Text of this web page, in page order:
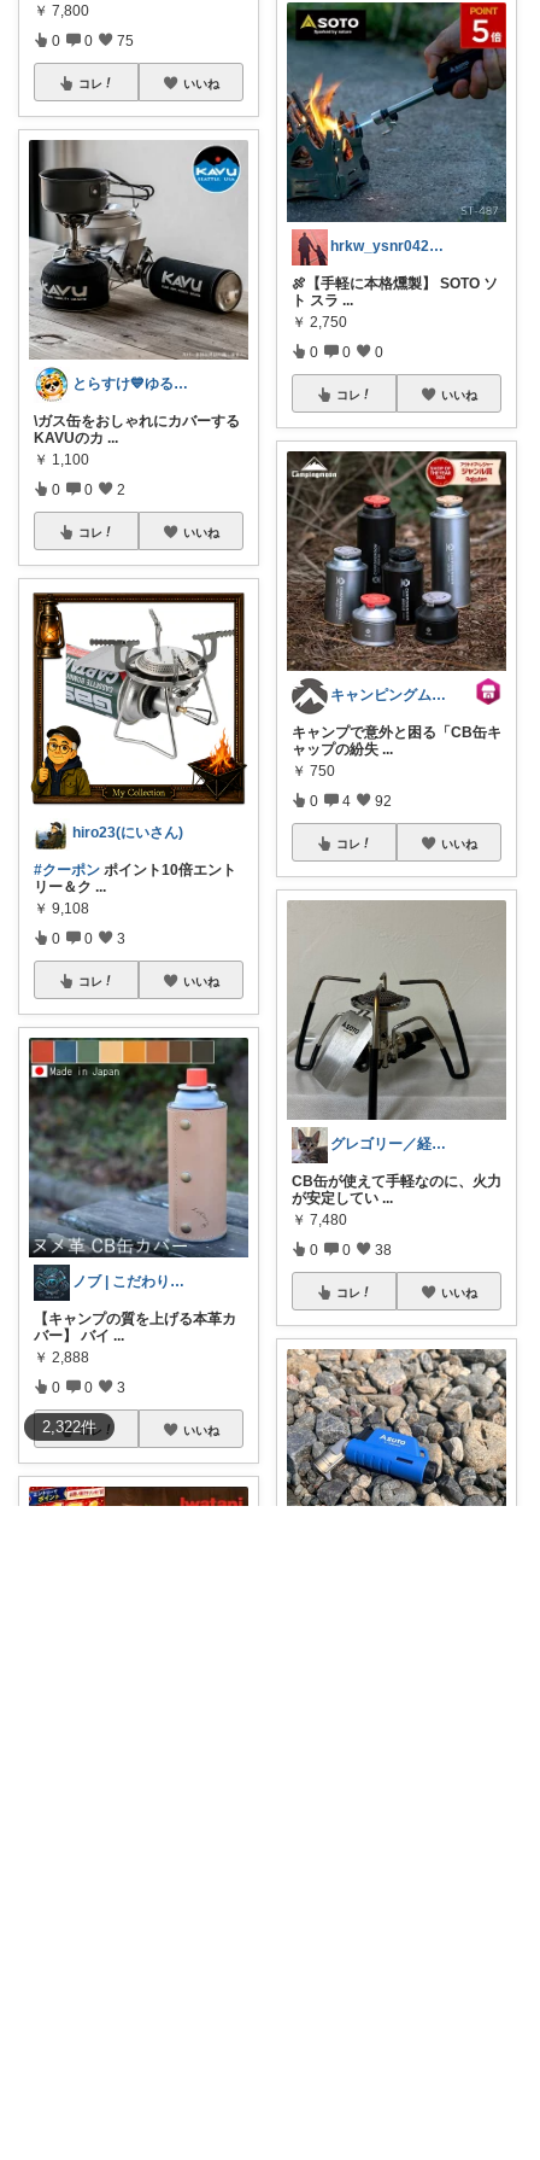
2,322件
￥ 7,800
0 0 75
コレ いいね
とらすけ💙ゆるミニマリストの愛用品
\ガス缶をおしゃれにカバーする
KAVUのカ ...
￥ 1,100
0 0 2
コレ いいね
hiro23(にいさん)
#クーポン ポイント10倍エント
リー＆ク ...
￥ 9,108
0 0 3
コレ いいね
ノブ | こだわりバイク＆ガジェット
【キャンプの質を上げる本革カ
バー】 バイ ...
￥ 2,888
0 0 3
コレ いいね
hrkw_ysnr0428★いつも感謝★
🍖【手軽に本格燻製】 SOTO ソ
ト スラ ...
￥ 2,750
0 0 0
コレ いいね
キャンピングムーン⛺アウトドアを快適に✨
キャンプで意外と困る「CB缶キ
ャップの紛失 ...
￥ 750
0 4 92
コレ いいね
グレゴリー／経由購入感謝です💕
CB缶が使えて手軽なのに、火力
が安定してい ...
￥ 7,480
0 0 38
コレ いいね